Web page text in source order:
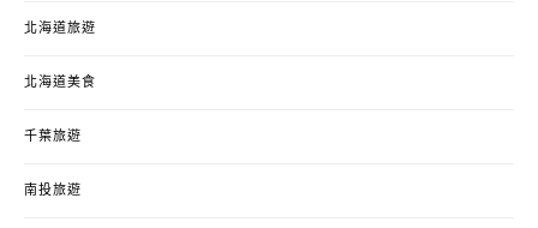
北海道旅遊
北海道美食
千葉旅遊
南投旅遊